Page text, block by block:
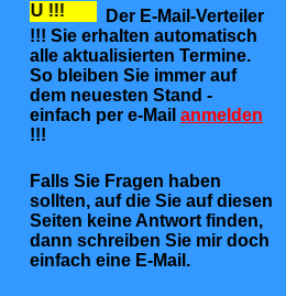
NEU !!!
Der E-Mail-Verteiler
!!! Sie erhalten automatisch
alle aktualisierten Termine.
So bleiben Sie immer auf
dem neuesten Stand -
einfach per e-Mail anmelden
!!!
Falls Sie Fragen haben
sollten, auf die Sie auf diesen
Seiten keine Antwort finden,
dann schreiben Sie mir doch
einfach eine E-Mail.